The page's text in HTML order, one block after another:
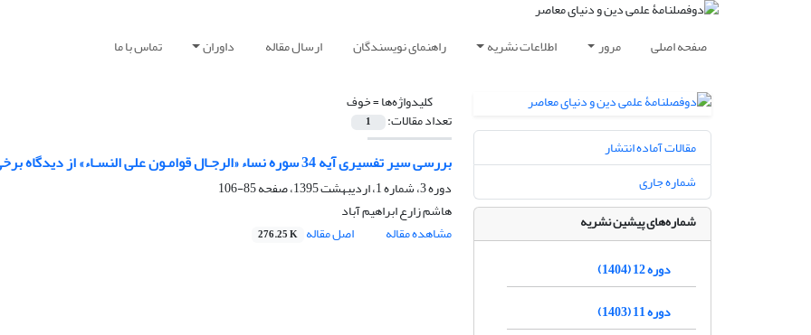
صفحه اصلی مرور اطلاعات نشریه راهنمای نویسندگان ارسال مقاله داوران تماس با ما
کلیدواژه‌ها =خوف
تعداد مقالات: 1
بررسی سیر تفسیری آیه 34 سوره نساء «الرجـال قوامـون علی النسـاء» از دیدگاه برخی از اندیشمندان معاصر
دوره 3، شماره 1، اردیبهشت 1395، صفحه
85-106
هاشم زارع ابراهیم آباد
مشاهده مقاله
اصل مقاله 276.25 K
مقالات آماده انتشار
شماره جاری
شماره‌های پیشین نشریه
دوره 12 (1404)
دوره 11 (1403)